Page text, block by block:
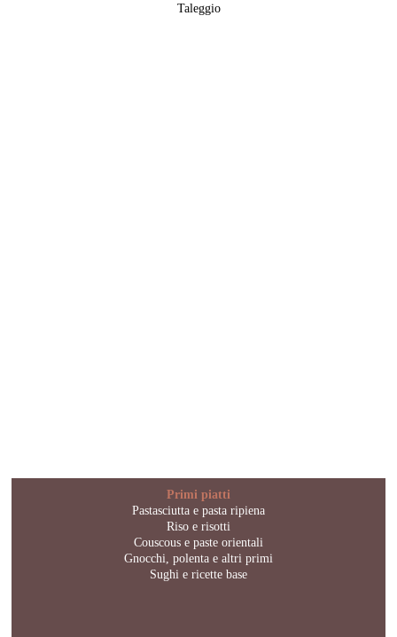
Taleggio
Primi piatti
Pastasciutta e pasta ripiena
Riso e risotti
Couscous e paste orientali
Gnocchi, polenta e altri primi
Sughi e ricette base